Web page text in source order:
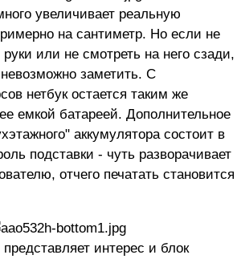
увеличивает реальную
на сантиметр. Но если не
или не смотреть на него сзади,
заметить. С
нетбук остается таким же
емкой батареей. Дополнительное
аккумулятора состоит в
подставки - чуть разворачивает
отчего печатать становится
интерес и блок